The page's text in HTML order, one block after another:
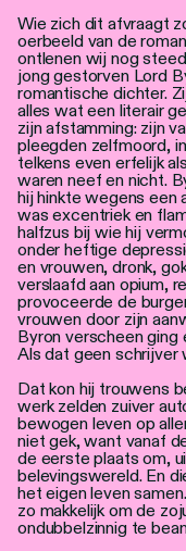
Wie zich dit afvraagt
oerbeeld van de
ontlenen wij nog
jong gestorven Lord
romantische dichter.
alles wat een literair
zijn afstamming: zijn
pleegden zelfmoord,
telkens even erfelijk
waren neef en nicht.
hij hinkte wegens een
was excentriek en
halfzus bij wie hij
onder heftige
en vrouwen, dronk,
verslaafd aan opium,
provoceerde de
vrouwen door zijn
Byron verscheen ging
Als dat geen schrijver
Dat kon hij trouwens
werk zelden zuiver
bewogen leven op
niet gek, want vanaf
de eerste plaats om,
belevingswereld. En
het eigen leven
zo makkelijk om de
ondubbelzinnig te